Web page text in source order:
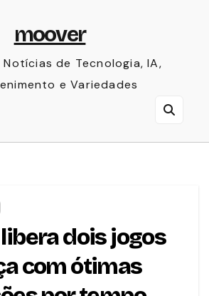
moover
Notícias de Tecnologia, IA,
e Variedades
dois jogos
com ótimas